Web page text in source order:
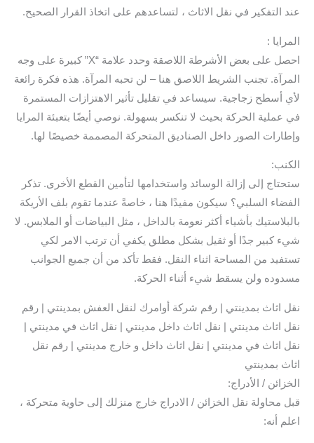
عند التفكير في نقل الاثاث ، لتساعدهم على اتخاذ القرار الصحيح.
المرايا :
احصل على بعض الأشرطة اللاصقة وحدد علامة “X” كبيرة على وجه
المرآة. تجنب الشريط اللاصق هنا – لن تحبه المرآة. هذه فكرة رائعة
لأي أسطح زجاجية. سيساعد في تقليل تأثير الاهتزازات المستمرة
في عملية الحركة بحيث لا تنكسر بسهولة. نوصي أيضًا بتعبئة المرايا
وإطارات الصور داخل الصناديق المتحركة المصممة خصيصًا لها.
الكنب:
ستحتاج إلى إزالة الوسائد واستخدامها لتأمين القطع الأخرى. تذكر
الفضاء السلبي؟ سيكون مفيدًا هنا ، خاصةً عندما تقوم بلف الأريكة
بالبلاستيك بأشياء أكثر نعومة بالداخل ، مثل البياضات أو الملابس. لا
شيء كبير جدًا أو ثقيل بشكل مطلق يكفي أن ترتب الامر لكي
تستفيد من المساحة اثناء النقل. فقط تأكد من أن جميع الجوانب
مسدوده ولن يسقط شيء أثناء الحركة.
نقل اثاث بمدينتي | رقم شركة أوامرك لنقل العفش بمدينتي | رقم
نقل اثاث مدينتي | نقل اثاث داخل مدينتي | نقل اثاث في مدينتي |
نقل اثاث في مدينتي | نقل اثاث داخل و خارج مدينتي | رقم نقل
اثاث بمدينتي
الخزائن / الأدراج:
قبل محاولة نقل الخزائن / الادراج خارج منزلك إلى حاوية متحركة ،
اعلم أنه: